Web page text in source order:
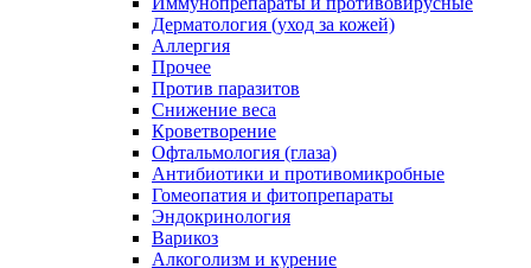
Дерматология (уход за кожей)
Аллергия
Прочее
Против паразитов
Снижение веса
Кроветворение
Офтальмология (глаза)
Антибиотики и противомикробные
Гомеопатия и фитопрепараты
Эндокринология
Варикоз
Алкоголизм и курение